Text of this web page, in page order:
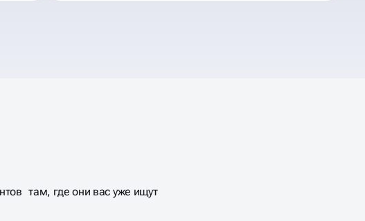
там, где они вас уже ищут